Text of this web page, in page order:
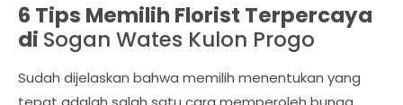
6 Tips Memilih Florist Terpercaya
di Sogan Wates Kulon Progo
Sudah dijelaskan bahwa memilih menentukan yang